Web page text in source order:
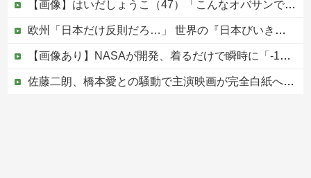
【画像】はいだしょうこ（47）「こんなオバサンでいいの…？」
欧州「日本だけ反則だろ…」 世界の『日本びいき』にヨーロッパ全土から不満の声
【画像あり】NASAが開発、着るだけで瞬時に「-15℃冷却」する冷感ポンチョ3,980円！
佐藤二朗、橋本愛との騒動で主演映画が完全白紙へｗｗｗｗｗ